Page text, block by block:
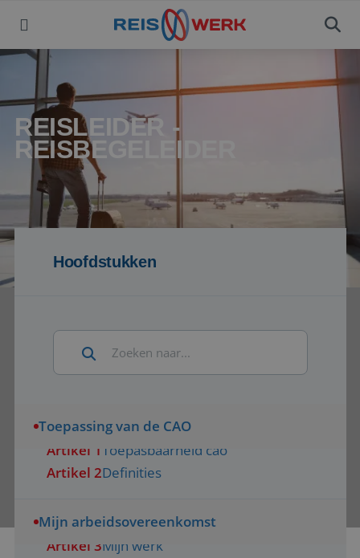
REISLEIDER -
REISBEGELEIDER
Hoofdstukken
Toepassing van de CAO
Artikel 1 Toepasbaarheid cao
Artikel 2Definities
Mijn arbeidsovereenkomst
Artikel 3Mijn werk